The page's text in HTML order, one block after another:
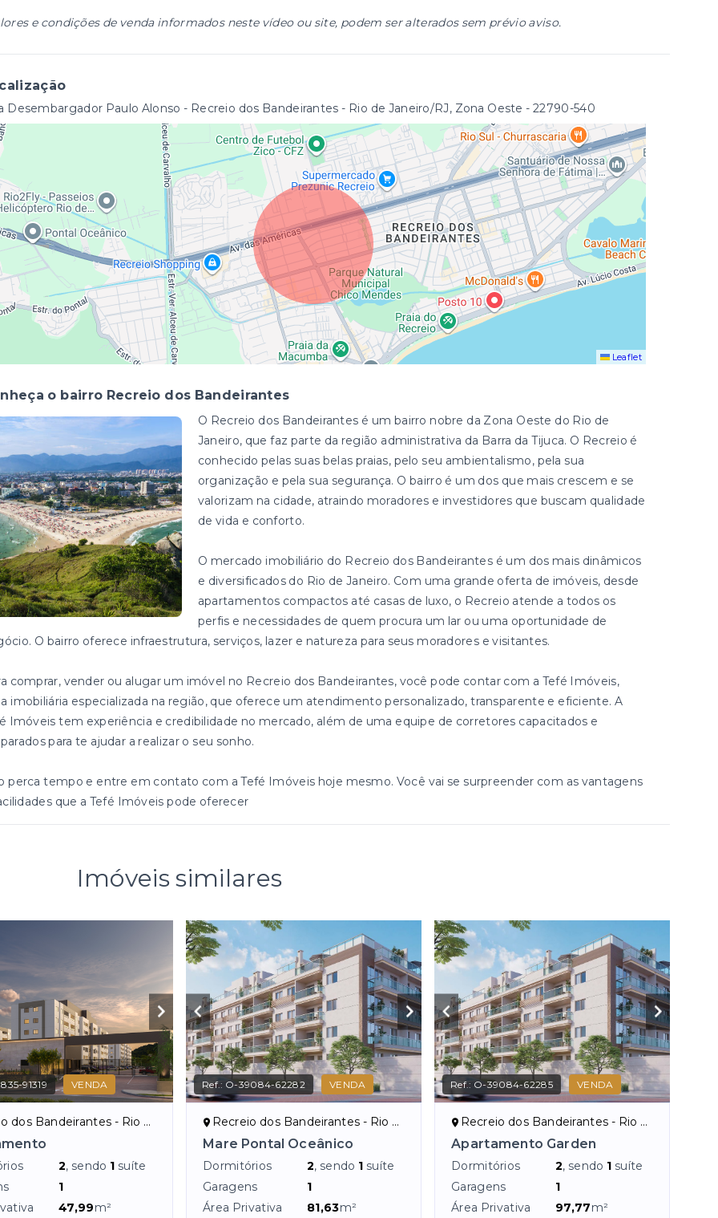
e condições de venda informados neste vídeo ou site, podem ser alterados sem prévio aviso.
Desembargador Paulo Alonso - Recreio dos Bandeirantes - Rio de Janeiro/RJ, Zona Oeste - 22790-540
Leaflet
o bairro Recreio dos Bandeirantes
O Recreio dos Bandeirantes é um bairro nobre da Zona Oeste do Rio de
Janeiro, que faz parte da região administrativa da Barra da Tijuca. O Recreio é
conhecido pelas suas belas praias, pelo seu ambientalismo, pela sua
organização e pela sua segurança. O bairro é um dos que mais crescem e se
valorizam na cidade, atraindo moradores e investidores que buscam qualidade
de vida e conforto.
O mercado imobiliário do Recreio dos Bandeirantes é um dos mais dinâmicos
e diversificados do Rio de Janeiro. Com uma grande oferta de imóveis, desde
apartamentos compactos até casas de luxo, o Recreio atende a todos os
perfis e necessidades de quem procura um lar ou uma oportunidade de
O bairro oferece infraestrutura, serviços, lazer e natureza para seus moradores e visitantes.
comprar, vender ou alugar um imóvel no Recreio dos Bandeirantes, você pode contar com a Tefé Imóveis,
imobiliária especializada na região, que oferece um atendimento personalizado, transparente e eficiente. A
Imóveis tem experiência e credibilidade no mercado, além de uma equipe de corretores capacitados e
para te ajudar a realizar o seu sonho.
perca tempo e entre em contato com a Tefé Imóveis hoje mesmo. Você vai se surpreender com as vantagens
que a Tefé Imóveis pode oferecer
Imóveis similares
91319 VENDA
Bandeirantes - Rio de Janeiro/RJ
2, sendo 1 suíte
1
47,99m²
Ref.: O-39084-62282 VENDA
Recreio dos Bandeirantes - Rio de Janeiro/RJ
Mare Pontal Oceânico
Dormitórios 2, sendo 1 suíte
Garagens
1
Área Privativa
81,63m²
Ref.: O-39084-62285 VENDA
Recreio dos Bandeirantes - Rio de Janeiro/RJ
Apartamento Garden
Dormitórios 2, sendo 1 suíte
Garagens
1
Área Privativa
97,77m²